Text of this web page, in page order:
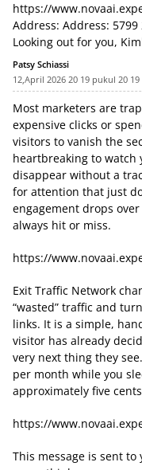
https://
Address: Address: 5799
Looking out for you,
Patsy Schiassi
12,April 2026 20 19 pukul 20 19
Most marketers are
expensive clicks or
visitors to vanish the
heartbreaking to
disappear without a
for attention that just
engagement drops
always hit or miss.
https://
Exit Traffic Network
“wasted” traffic and
links. It is a simple,
visitor has already
very next thing they
per month while you
approximately five
https://
This message is sent to